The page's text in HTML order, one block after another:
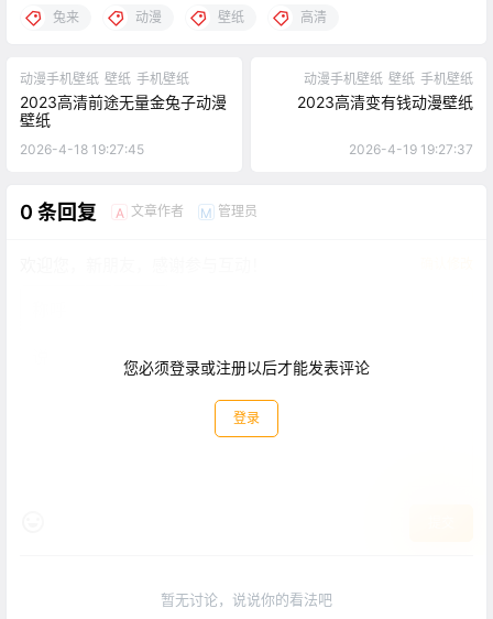
兔来 动漫 壁纸 高清
动漫手机壁纸 壁纸 手机壁纸
2023高清前途无量金兔子动漫
壁纸
2026-4-18 19:27:45
动漫手机壁纸 壁纸 手机壁纸
2023高清变有钱动漫壁纸
2026-4-19 19:27:37
0 条回复 A 文章作者 M 管理员
您必须登录或注册以后才能发表评论
登录
暂无讨论，说说你的看法吧